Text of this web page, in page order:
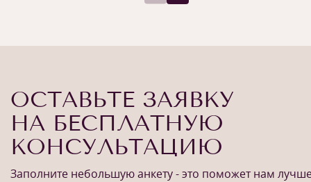
ОСТАВЬТЕ ЗАЯВКУ
НА БЕСПЛАТНУЮ
КОНСУЛЬТАЦИЮ
Заполните небольшую анкету - это поможет нам